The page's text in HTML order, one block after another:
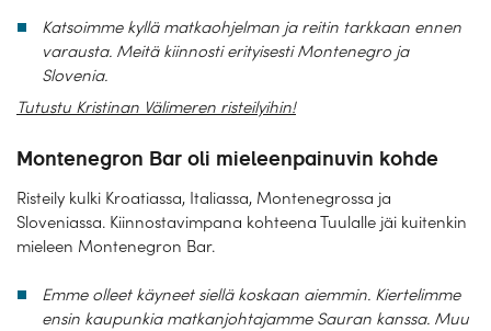
Katsoimme kyllä matkaohjelman ja reitin tarkkaan ennen
varausta. Meitä kiinnosti erityisesti Montenegro ja
Slovenia.
Tutustu Kristinan Välimeren risteilyihin!
Montenegron Bar oli mieleenpainuvin kohde
Risteily kulki Kroatiassa, Italiassa, Montenegrossa ja
Sloveniassa. Kiinnostavimpana kohteena Tuulalle jäi kuitenkin
mieleen Montenegron Bar.
Emme olleet käyneet siellä koskaan aiemmin. Kiertelimme
ensin kaupunkia matkanjohtajamme Sauran kanssa. Muu